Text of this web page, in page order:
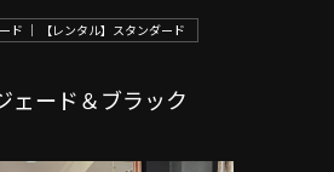
ド ｜ 【レンタル】スタンダード
ェード＆ブラック